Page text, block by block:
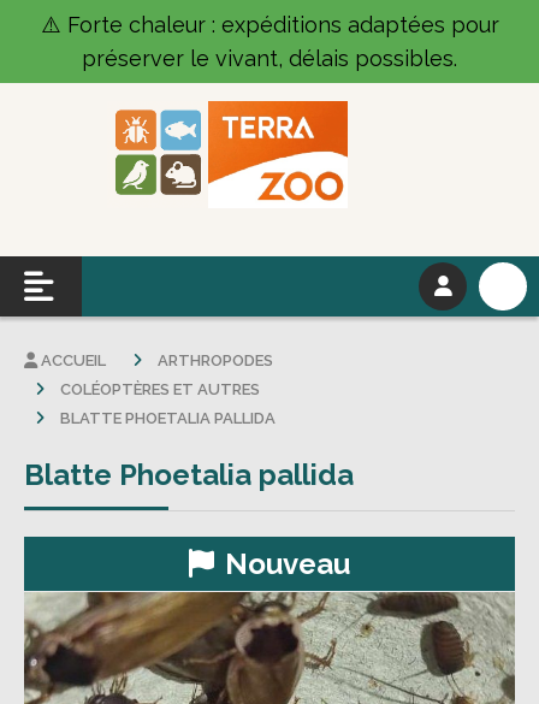
⚠️ Forte chaleur : expéditions adaptées pour
préserver le vivant, délais possibles.
ACCUEIL
ARTHROPODES
COLÉOPTÈRES ET AUTRES
BLATTE PHOETALIA PALLIDA
Blatte Phoetalia pallida
Nouveau